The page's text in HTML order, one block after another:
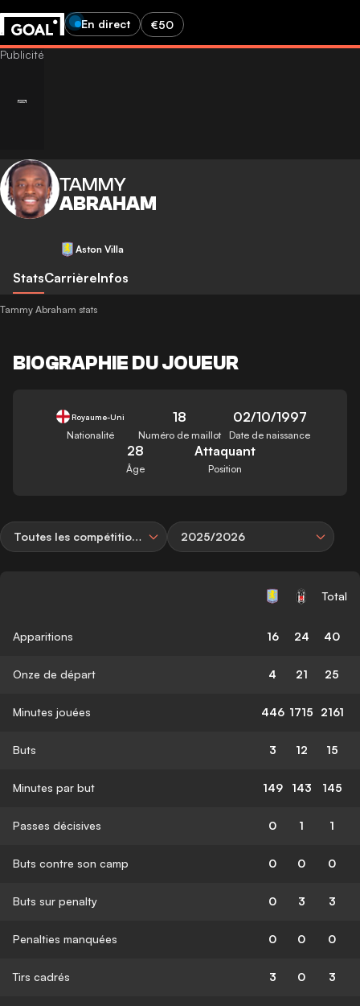
En direct €50
TAMMY
ABRAHAM
Aston Villa
StatsCarrièreInfos
Tammy Abraham stats
BIOGRAPHIE DU JOUEUR
Royaume-Uni
Nationalité
18
Numéro de maillot
02/10/1997
Date de naissance
28
Âge
Attaquant
Position
Toutes les compétitions 2025/2026
Total
Apparitions 16 24 40
Onze de départ 4 21 25
Minutes jouées 446 1715 2161
Buts 3 12 15
Minutes par but 149 143 145
Passes décisives 0 1 1
Buts contre son camp 0 0 0
Buts sur penalty 0 3 3
Penalties manquées 0 0 0
Tirs cadrés 3 0 3